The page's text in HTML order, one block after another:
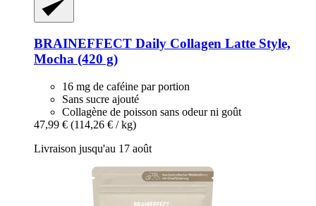
BRAINEFFECT Daily Collagen Latte Style,
Mocha (420 g)
16 mg de caféine par portion
Sans sucre ajouté
Collagène de poisson sans odeur ni goût
47,99 € (114,26 € / kg)
Livraison jusqu'au 17 août